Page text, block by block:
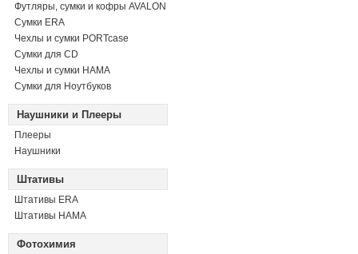
Футляры, сумки и кофры AVALON
Сумки ERA
Чехлы и сумки PORTcase
Сумки для CD
Чехлы и сумки HAMA
Сумки для Ноутбуков
Наушники и Плееры
Плееры
Наушники
Штативы
Штативы ERA
Штативы HAMA
Фотохимия